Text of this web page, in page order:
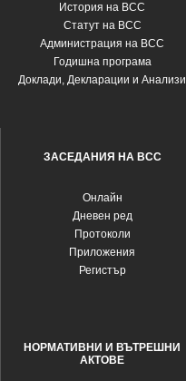
История на ВСС
Статут на ВСС
Администрация на ВСС
Годишна програма
Доклади, Декларации и Анализи
ЗАСЕДАНИЯ НА ВСС
Oнлайн
Дневен ред
Протоколи
Приложения
Регистър
НОРМАТИВНИ И ВЪТРЕШНИ
АКТОВЕ